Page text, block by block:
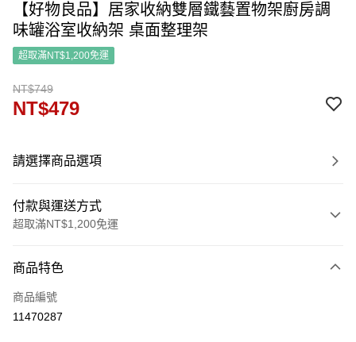
【好物良品】居家收納雙層鐵藝置物架廚房調
味罐浴室收納架 桌面整理架
超取滿NT$1,200免運
NT$749
NT$479
請選擇商品選項
付款與運送方式
超取滿NT$1,200免運
信用卡一次付款
信用卡分期付款
商品特色
商品編號
11470287